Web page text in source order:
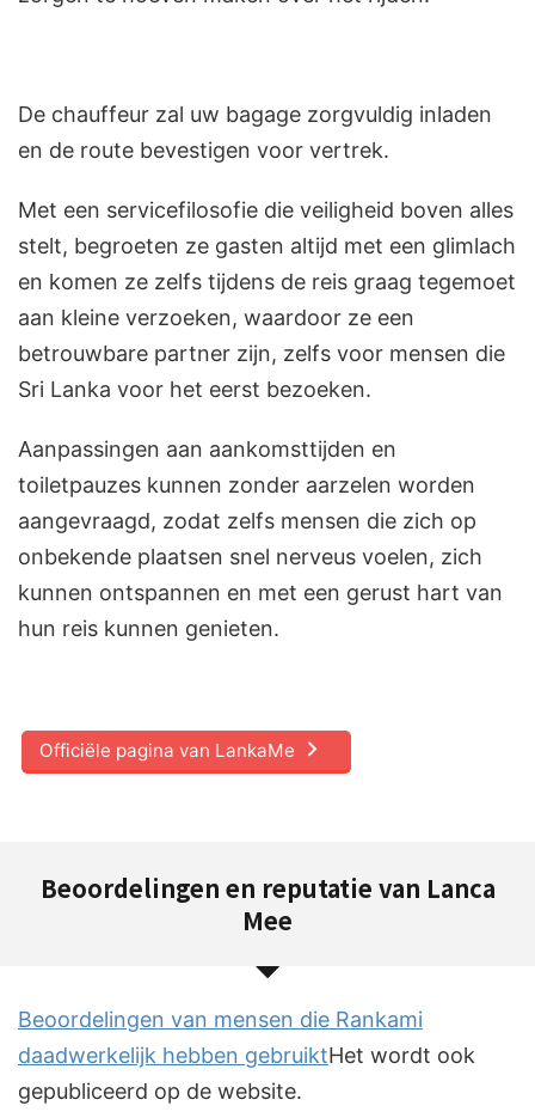
De chauffeur zal uw bagage zorgvuldig inladen
en de route bevestigen voor vertrek.
Met een servicefilosofie die veiligheid boven alles
stelt, begroeten ze gasten altijd met een glimlach
en komen ze zelfs tijdens de reis graag tegemoet
aan kleine verzoeken, waardoor ze een
betrouwbare partner zijn, zelfs voor mensen die
Sri Lanka voor het eerst bezoeken.
Aanpassingen aan aankomsttijden en
toiletpauzes kunnen zonder aarzelen worden
aangevraagd, zodat zelfs mensen die zich op
onbekende plaatsen snel nerveus voelen, zich
kunnen ontspannen en met een gerust hart van
hun reis kunnen genieten.
Officiële pagina van LankaMe
Beoordelingen en reputatie van Lanca
Mee
Beoordelingen van mensen die Rankami
daadwerkelijk hebben gebruiktHet wordt ook
gepubliceerd op de website.